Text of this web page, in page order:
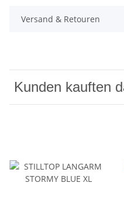
Versand & Retouren
Kunden kauften